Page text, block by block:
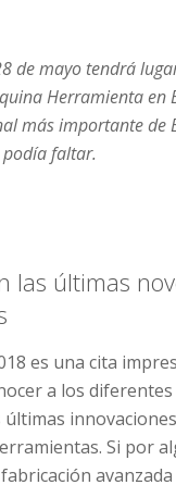
de mayo tendrá
Herramienta en
más importante de
faltar.
las últimas
es una cita
a los
Si por